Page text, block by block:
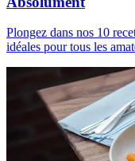
Plongez dans nos 10
idéales pour tous les